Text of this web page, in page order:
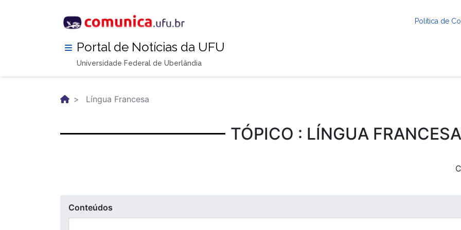
Política de
Portal de Notícias da UFU
Universidade Federal de Uberlândia
Língua Francesa
TÓPICO : LÍNGUA FRANCESA
Conteúdos